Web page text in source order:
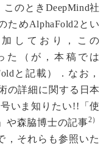
のときDeepMind社
ためAlphaFold2とい
加しており，この
た（が，本稿では
と記載）．なお，
の詳細に関する日本
いま知りたい!!「使
や森脇博士の記事2）
，それらも参照いた